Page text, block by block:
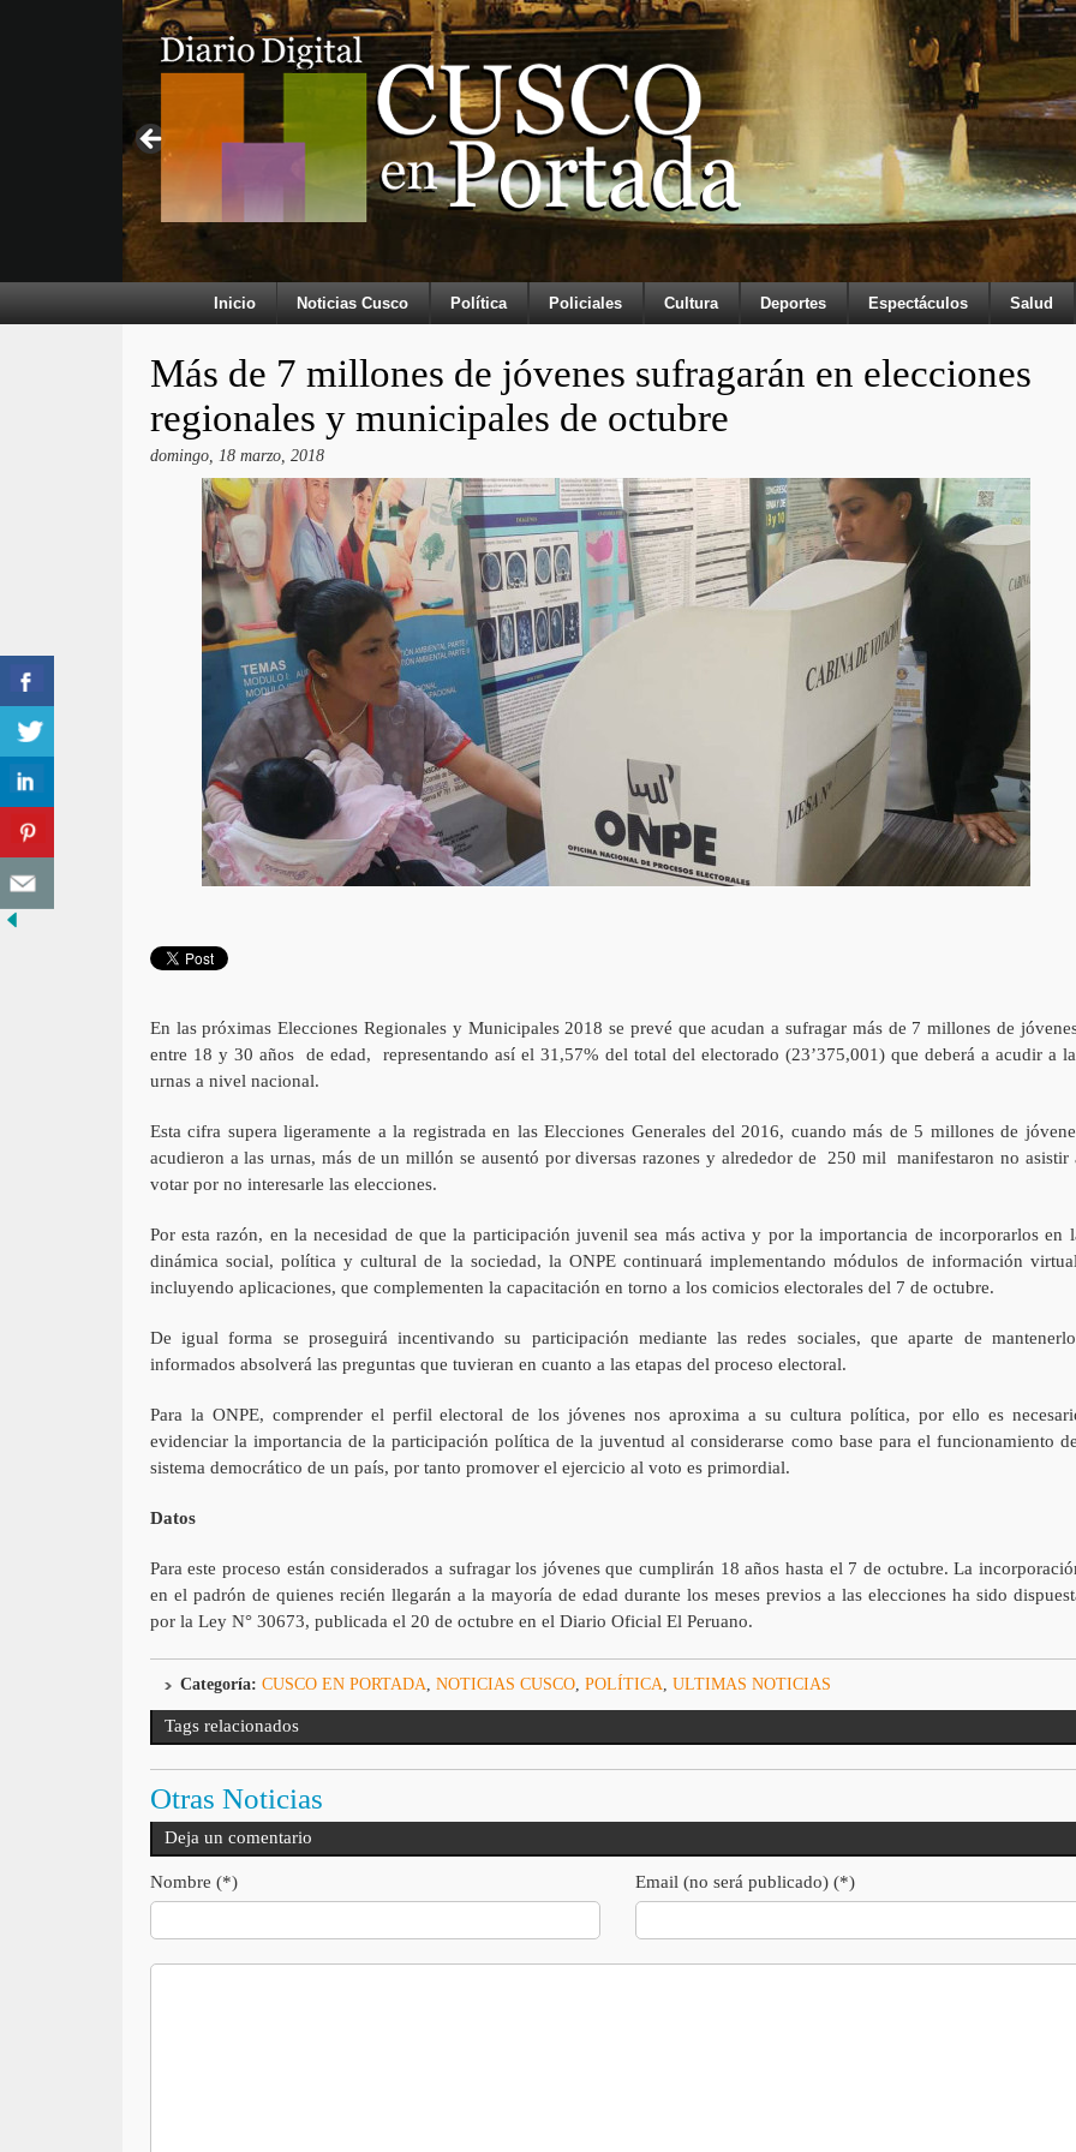
Inicio Noticias Cusco Política Policiales Cultura Deportes Espectáculos Salud
Más de 7 millones de jóvenes sufragarán en elecciones
regionales y municipales de octubre
domingo, 18 marzo, 2018
En las próximas Elecciones Regionales y Municipales 2018 se prevé que acudan a sufragar más de 7 millones de
entre 18 y 30 años de edad, representando así el 31,57% del total del electorado (23’375,001) que deberá a acudir a
urnas a nivel nacional.
Esta cifra supera ligeramente a la registrada en las Elecciones Generales del 2016, cuando más de 5 millones de
acudieron a las urnas, más de un millón se ausentó por diversas razones y alrededor de 250 mil manifestaron no asistir
votar por no interesarle las elecciones.
Por esta razón, en la necesidad de que la participación juvenil sea más activa y por la importancia de incorporarlos en
dinámica social, política y cultural de la sociedad, la ONPE continuará implementando módulos de información
incluyendo aplicaciones, que complementen la capacitación en torno a los comicios electorales del 7 de octubre.
De igual forma se proseguirá incentivando su participación mediante las redes sociales, que aparte de
informados absolverá las preguntas que tuvieran en cuanto a las etapas del proceso electoral.
Para la ONPE, comprender el perfil electoral de los jóvenes nos aproxima a su cultura política, por ello es
evidenciar la importancia de la participación política de la juventud al considerarse como base para el funcionamiento
sistema democrático de un país, por tanto promover el ejercicio al voto es primordial.
Datos
Para este proceso están considerados a sufragar los jóvenes que cumplirán 18 años hasta el 7 de octubre. La
en el padrón de quienes recién llegarán a la mayoría de edad durante los meses previos a las elecciones ha sido
por la Ley N° 30673, publicada el 20 de octubre en el Diario Oficial El Peruano.
Categoría: CUSCO EN PORTADA NOTICIAS CUSCO, POLÍTICA ULTIMAS NOTICIAS
Tags relacionados
Otras Noticias
Deja un comentario
Nombre (*) Email (no será publicado) (*)